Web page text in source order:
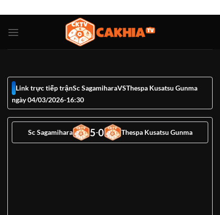
qua
nội
Link trực tiếp trậnSc SagamiharaVSThespa Kusatsu Gunma
ngày 04/03/2026-16:30
Sc Sagamihara 5-0 Thespa Kusatsu Gunma